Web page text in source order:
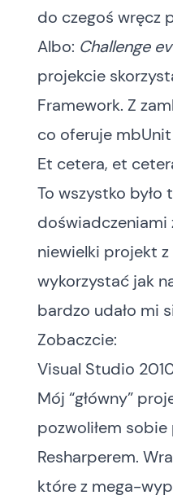
do czegoś wręcz
Albo: Challenge
projekcie
Framework. Z
co oferuje
Et cetera, et
To wszystko
doświadczeniami
niewielki projekt
wykorzystać jak
bardzo udało mi
Zobaczcie:
Visual Studio
Mój “główny”
pozwoliłem
Resharperem.
które z mega-